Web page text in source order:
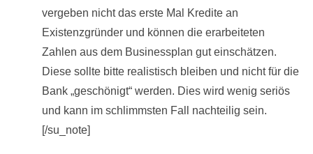
vergeben nicht das erste Mal Kredite an
Existenzgründer und können die erarbeiteten
Zahlen aus dem Businessplan gut einschätzen.
Diese sollte bitte realistisch bleiben und nicht für die
Bank „geschönigt“ werden. Dies wird wenig seriös
und kann im schlimmsten Fall nachteilig sein.
[/su_note]